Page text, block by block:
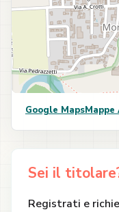
Google MapsMappe
Sei il
Registrati e